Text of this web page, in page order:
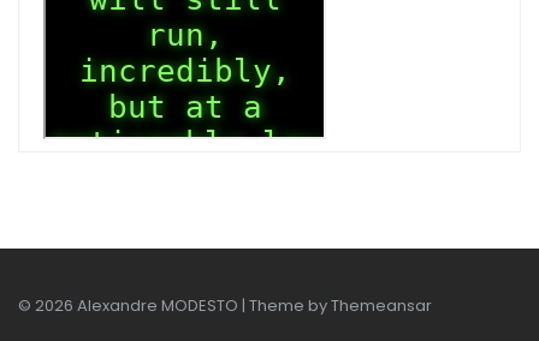
© 2026 Alexandre MODESTO | Theme byThemeansar